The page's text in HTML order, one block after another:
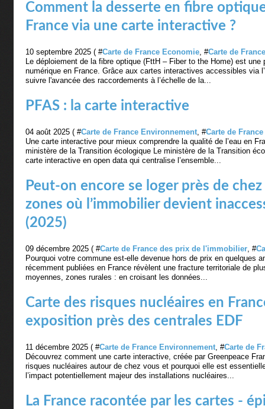
Comment la desserte en fibre
France via une carte interactive ?
10 septembre 2025 ( #Carte de France Economie, #Carte de
Le déploiement de la fibre optique (FttH – Fiber to the Home) est
numérique en France. Grâce aux cartes interactives accessibles via
suivre l'avancée des raccordements à l’échelle de la...
PFAS : la carte interactive
04 août 2025 ( #Carte de France Environnement, #Carte de
Une carte interactive pour mieux comprendre la qualité de l’eau en
ministère de la Transition écologique Le ministère de la Transition
carte interactive en open data qui centralise l’ensemble...
Peut-on encore se loger près de
zones où l’immobilier devient
(2025)
09 décembre 2025 ( #Carte de France des prix de l'immobilier, #
Pourquoi votre commune est-elle devenue hors de prix en quelques
récemment publiées en France révèlent une fracture territoriale de
moyennes, zones rurales : en croisant les données...
Carte des risques nucléaires en
exposition près des centrales EDF
11 décembre 2025 ( #Carte de France Environnement, #Carte de
Découvrez comment une carte interactive, créée par Greenpeace
risques nucléaires autour de chez vous et pourquoi elle est
l’impact potentiellement majeur des installations nucléaires...
La France racontée par les cartes -